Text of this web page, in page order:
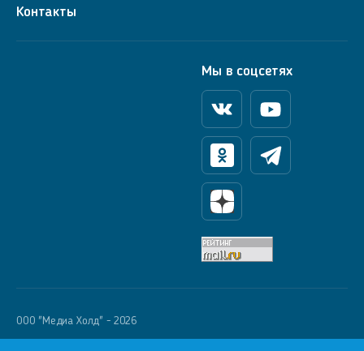
Контакты
Мы в соцсетях
ВконтактеYoutube
ОдноклассникиТелеграм
Яндекс Дзен
OOO "Медиа Холд" - 2026